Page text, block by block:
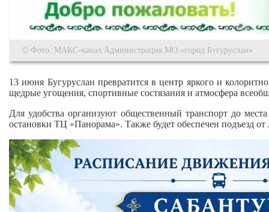
© Фото: МАКС-канал Администрация МО «город Бугуруслан»
13 июня Бугуруслан превратится в центр яркого и
щедрые угощения, спортивные состязания и атмосфера
Для удобства организуют общественный транспорт до
остановки ТЦ «Панорама». Также будет обеспечен подъезд